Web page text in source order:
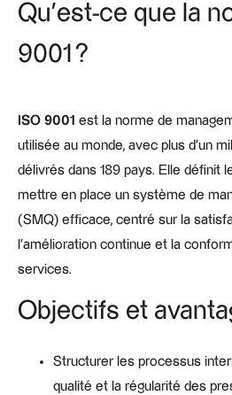
Qu’est-ce que la
9001 ?
ISO 9001 est la norme de
utilisée au monde, avec plus d’un
délivrés dans 189 pays. Elle définit
mettre en place un système de
(SMQ) efficace, centré sur la
l’amélioration continue et la
services.
Objectifs et
Structurer les processus
qualité et la régularité des